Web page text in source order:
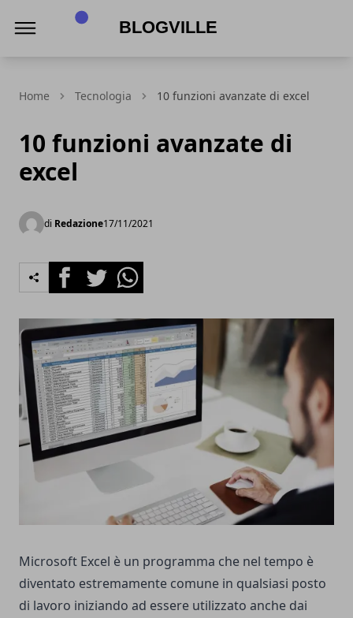
Home Tecnologia 10 funzioni avanzate di excel
10 funzioni avanzate di
excel
di Redazione17/11/2021
FacebookTwitterWhatsapp
Microsoft Excel è un programma che nel tempo è
diventato estremamente comune in qualsiasi posto
di lavoro iniziando ad essere utilizzato anche dai